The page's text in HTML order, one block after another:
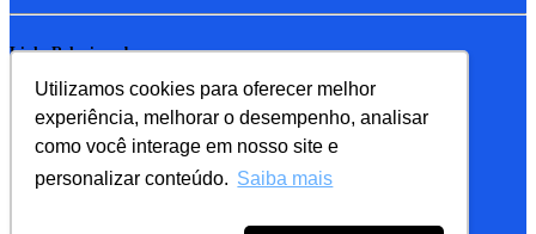
Utilizamos cookies para oferecer melhor
experiência, melhorar o desempenho, analisar
como você interage em nosso site e
personalizar conteúdo. Saiba mais
Links Relacionados
RSB - Rede Salesiana Brasil
EDEBE - Editora
UPV - União pela Vida
Familia Salesiana